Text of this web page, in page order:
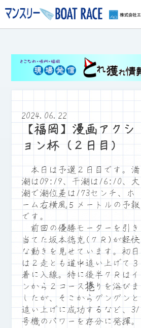
2024.06.22
【福岡】漫画アクシ
ョン杯（２日目）
本日は予選２日目です。満
潮は09:19、干潮は16:10、大
潮で潮位差は173センチ、ホ
ーム右横風５メートルの予報
です。
前回の優勝モーターを引き
当てた坂本徳克(７Ｒ)が軽快
な動きを見せています。初日
は２走とも道中追い上げて３
着に入線。特に後半７Ｒはイ
ンから２コース捲りを浴びま
したが、そこからグングンと
追い上げに成功するなど、31
号機のパワーを存分に発揮。